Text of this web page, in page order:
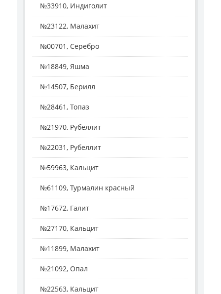
№33910, Индиголит
№23122, Малахит
№00701, Серебро
№18849, Яшма
№14507, Берилл
№28461, Топаз
№21970, Рубеллит
№22031, Рубеллит
№59963, Кальцит
№61109, Турмалин красный
№17672, Галит
№27170, Кальцит
№11899, Малахит
№21092, Опал
№22563, Кальцит